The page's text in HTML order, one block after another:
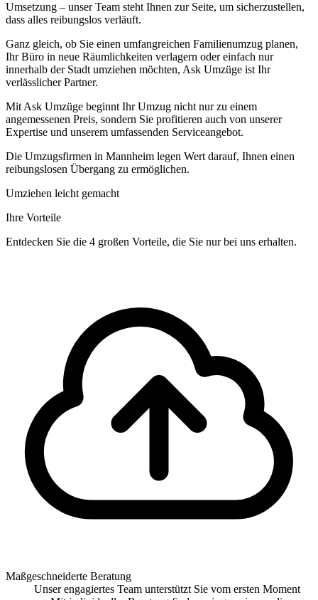
Umsetzung – unser Team steht Ihnen zur Seite, um sicherzustellen,
dass alles reibungslos verläuft.
Ganz gleich, ob Sie einen umfangreichen Familienumzug planen,
Ihr Büro in neue Räumlichkeiten verlagern oder einfach nur
innerhalb der Stadt umziehen möchten, Ask Umzüge ist Ihr
verlässlicher Partner.
Mit Ask Umzüge beginnt Ihr Umzug nicht nur zu einem
angemessenen Preis, sondern Sie profitieren auch von unserer
Expertise und unserem umfassenden Serviceangebot.
Die Umzugsfirmen in Mannheim legen Wert darauf, Ihnen einen
reibungslosen Übergang zu ermöglichen.
Umziehen leicht gemacht
Ihre Vorteile
Entdecken Sie die 4 großen Vorteile, die Sie nur bei uns erhalten.
Maßgeschneiderte Beratung
Unser engagiertes Team unterstützt Sie vom ersten Moment